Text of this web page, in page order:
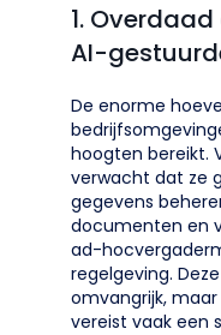
1.
AI-
De enorme
hoogten bereikt.
verwacht dat ze
gegevens
documenten en
ad-
regelgeving.
omvangrijk,
vereist vaak een